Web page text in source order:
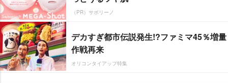
（PR）サボリーノ
デカすぎ都市伝説発生!?ファミマ45％増量
作戦再来
オリコンタイアップ特集